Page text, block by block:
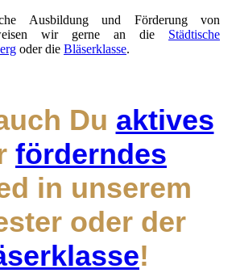
Ausbildung und Förderung von
wir gerne an die Städtische
oder die Bläserklasse.
Du aktives
förderndes
in unserem
oder der
!